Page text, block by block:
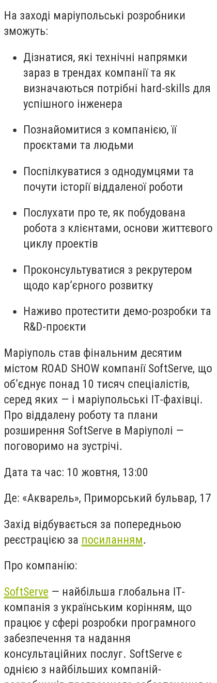
На заході маріупольські розробники
зможуть:
Дізнатися, які технічні напрямки
зараз в трендах компанії та як
визначаються потрібні hard-skills для
успішного інженера
Познайомитися з компанією, її
проєктами та людьми
Поспілкуватися з однодумцями та
почути історії віддаленої роботи
Послухати про те, як побудована
робота з клієнтами, основи життєвого
циклу проектів
Проконсультуватися з рекрутером
щодо кар’єрного розвитку
Наживо протестити демо-розробки та
R&D-проєкти
Маріуполь став фінальним десятим
містом ROAD SHOW компанії SoftServe, що
об’єднує понад 10 тисяч спеціалістів,
серед яких — і маріупольські ІТ-фахівці.
Про віддалену роботу та плани
розширення SoftServe в Маріуполі —
поговоримо на зустрічі.
Дата та час: 10 жовтня, 13:00
Де: «Акварель», Приморський бульвар, 17
Захід відбувається за попередньою
реєстрацією за посиланням.
Про компанію:
SoftServe — найбільша глобальна ІТ-
компанія з українським корінням, що
працює у сфері розробки програмного
забезпечення та надання
консультаційних послуг. SoftServe є
однією з найбільших компаній-